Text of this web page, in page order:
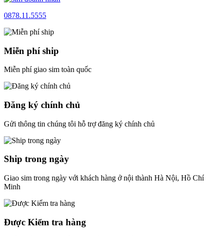
0878.11.5555
Miễn phí ship
Miễn phí giao sim toàn quốc
Đăng ký chính chủ
Gửi thông tin chúng tôi hỗ trợ đăng ký chính chủ
Ship trong ngày
Giao sim trong ngày với khách hàng ở nội thành Hà Nội, Hồ Chí
Minh
Được Kiểm tra hàng